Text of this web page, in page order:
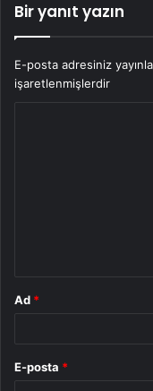
Bir yanıt yazın
E-posta adresiniz
işaretlenmişlerdir
Ad *
E-posta *